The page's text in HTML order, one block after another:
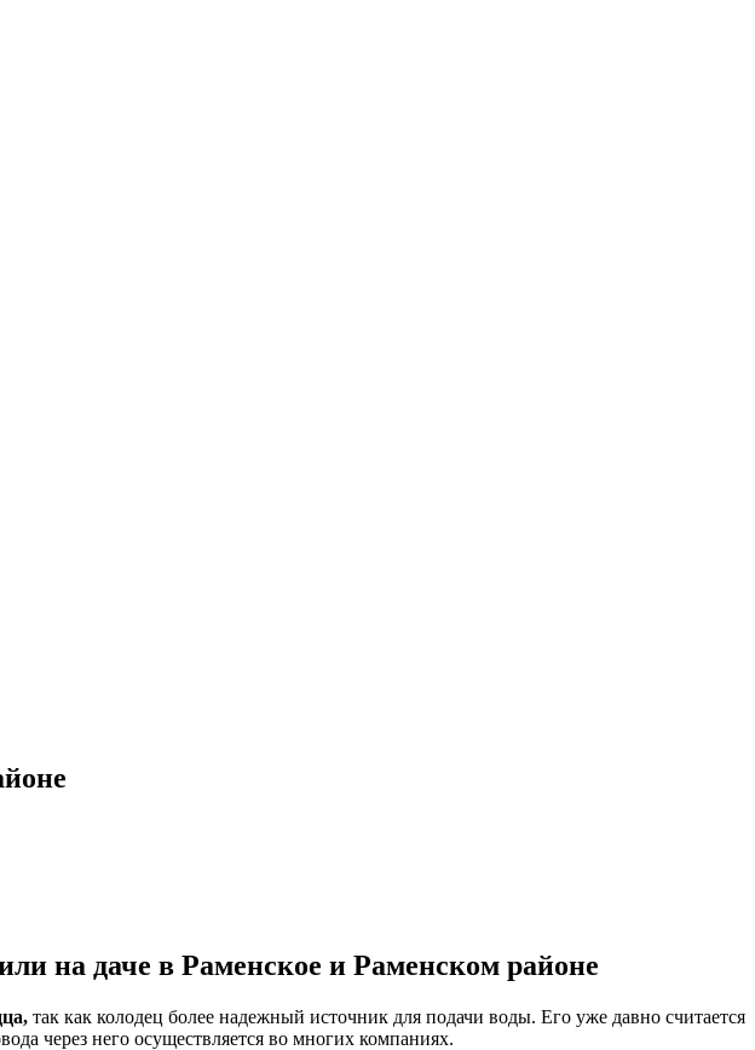
на даче в Раменское и Раменском районе
так как колодец более надежный источник для подачи воды. Его уже давно считается
через него осуществляется во многих компаниях.